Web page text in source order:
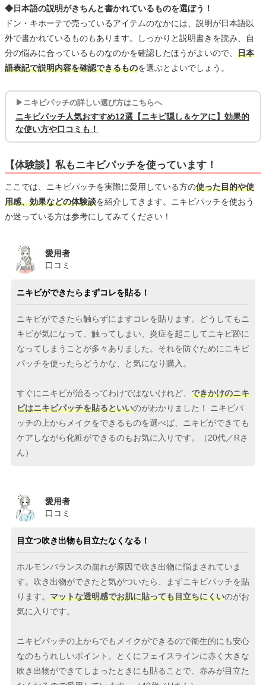
◆日本語の説明がきちんと書かれているものを選ぼう！
ドン・キホーテで売っているアイテムのなかには、説明が日本語以
外で書かれているものもあります。しっかりと説明書きを読み、自
分の悩みに合っているものなのかを確認したほうがよいので、 日本
語表記で説明内容を確認できるものを選ぶとよいでしょう。
▶ニキビパッチの詳しい選び方はこちらへ
ニキビパッチ人気おすすめ12選【ニキビ隠し＆ケアに】効果的
な使い方や口コミも！
【体験談】私もニキビパッチを使っています！
ここでは、ニキビパッチを実際に愛用している方の使った目的や使
用感、効果などの体験談を紹介してきます。ニキビパッチを使おう
か迷っている方は参考にしてみてください！
愛用者
口コミ
ニキビができたらまずコレを貼る！
ニキビができたら触らずにますコレを貼ります。どうしてもニ
キビが気になって、触ってしまい、炎症を起こしてニキビ跡に
なってしまうことが多々ありました。それを防ぐためにニキビ
パッチを使ったらどうかな、と気になり購入。
すぐにニキビが治るってわけではないけれど、 できかけのニキ
ビはニキビパッチを貼るといいのがわかりました！ ニキビパ
ッチの上からメイクをできるものを選べば、ニキビができても
ケアしながら化粧ができるのもお気に入りです。（20代／Rさ
ん）
愛用者
口コミ
目立つ吹き出物も目立たなくなる！
ホルモンバランスの崩れが原因で吹き出物に悩まされていま
す。吹き出物ができたと気がついたら、まずニキビパッチを貼
ります。 マットな透明感でお肌に貼っても目立ちにくいのがお
気に入りです。
ニキビパッチの上からでもメイクができるので衛生的にも安心
なのもうれしいポイント。とくにフェイスラインに赤く大きな
吹き出物ができてしまったときにも貼ることで、赤みが目立た